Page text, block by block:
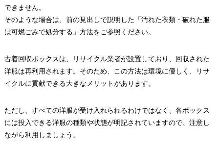
できません。
そのような場合は、前の見出しで説明した「汚れた衣類・破れた服
は可燃ごみで処分する」方法をご参照ください。
古着回収ボックスは、リサイクル業者が設置しており、回収された
洋服は再利用されます。そのため、この方法は環境に優しく、リサ
イクルに貢献できる大きなメリットがあります。
ただし、すべての洋服が受け入れられるわけではなく、各ボックス
には投入できる洋服の種類や状態が明記されていますので、注意し
ながら利用しましょう。